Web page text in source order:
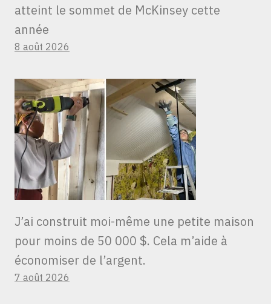
atteint le sommet de McKinsey cette
année
8 août 2026
J’ai construit moi-même une petite maison
pour moins de 50 000 $. Cela m’aide à
économiser de l’argent.
7 août 2026